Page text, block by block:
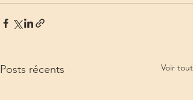
Posts récents Voir tout